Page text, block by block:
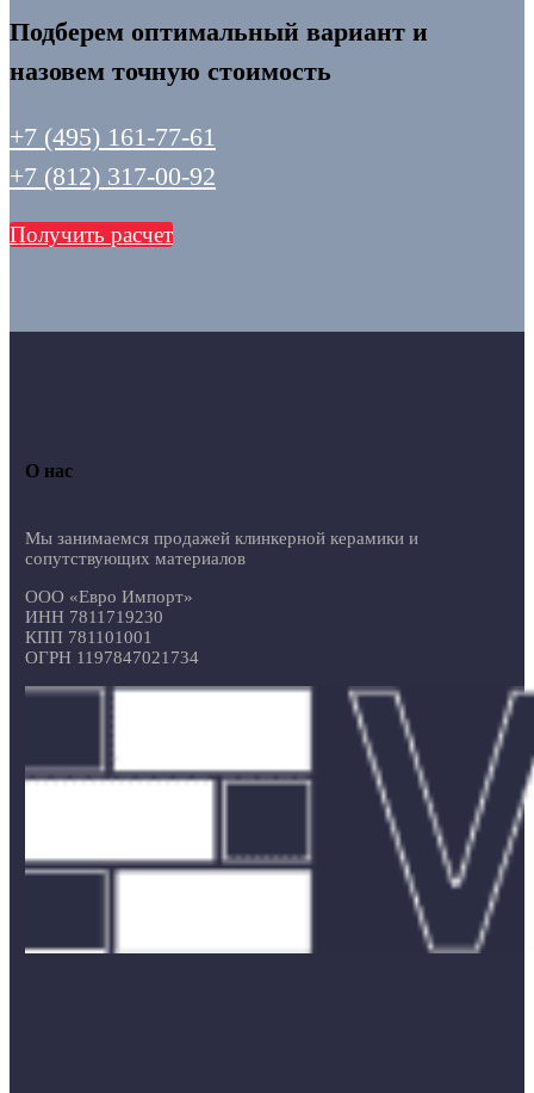
Подберем оптимальный вариант и
назовем точную стоимость
+7 (495) 161-77-61
+7 (812) 317-00-92
Получить расчет
О нас
Мы занимаемся продажей клинкерной керамики и
сопутствующих материалов
ООО «Евро Импорт»
ИНН 7811719230
КПП 781101001
ОГРН 1197847021734